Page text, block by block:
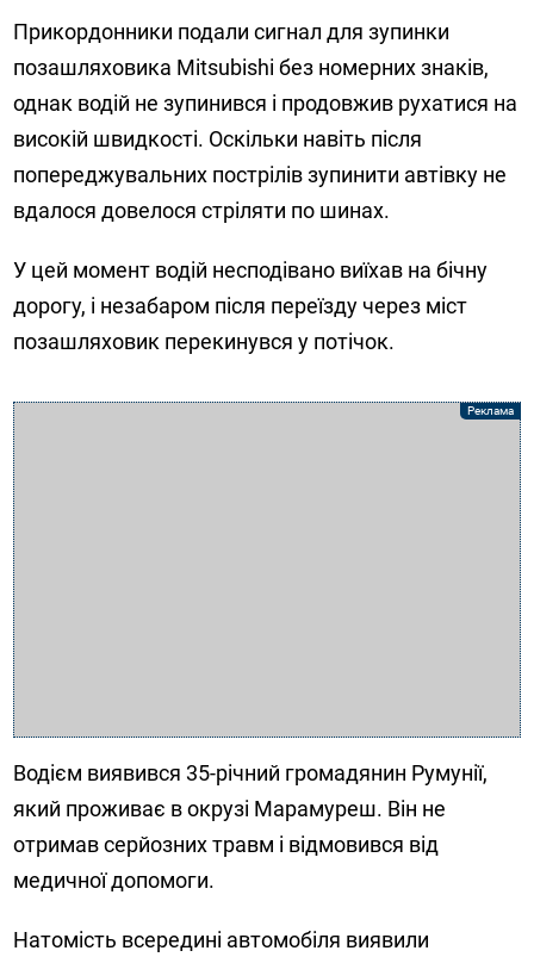
Прикордонники подали сигнал для зупинки
позашляховика Mitsubishi без номерних знаків,
однак водій не зупинився і продовжив рухатися на
високій швидкості. Оскільки навіть після
попереджувальних пострілів зупинити автівку не
вдалося довелося стріляти по шинах.
У цей момент водій несподівано виїхав на бічну
дорогу, і незабаром після переїзду через міст
позашляховик перекинувся у потічок.
Водієм виявився 35-річний громадянин Румунії,
який проживає в окрузі Марамуреш. Він не
отримав серйозних травм і відмовився від
медичної допомоги.
Натомість всередині автомобіля виявили